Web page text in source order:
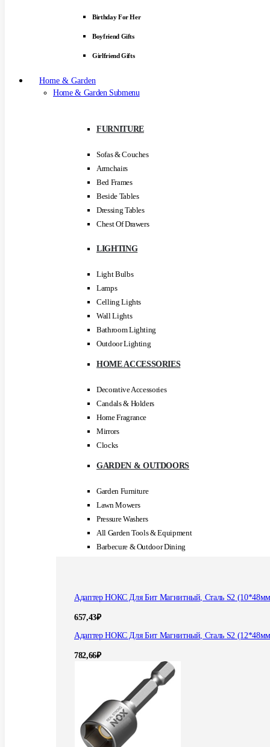
Birthday For Her
Boyfriend Gifts
Girlfriend Gifts
Home & Garden
Home & Garden Submenu
FURNITURE
Sofas & Couches
Armchairs
Bed Frames
Beside Tables
Dressing Tables
Chest Of Drawers
LIGHTING
Light Bulbs
Lamps
Celling Lights
Wall Lights
Bathroom Lighting
Outdoor Lighting
HOME ACCESSORIES
Decorative Accessories
Candals & Holders
Home Fragrance
Mirrors
Clocks
GARDEN & OUTDOORS
Garden Furniture
Lawn Mowers
Pressure Washers
All Garden Tools & Equipment
Barbecure & Outdoor Dining
Адаптер НОКС Для Бит Магнитный, Сталь S2
657,43₽
Адаптер НОКС Для Бит Магнитный, Сталь S2
782,66₽